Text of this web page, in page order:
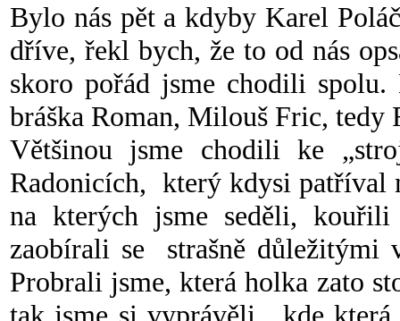
Bylo nás pět a kdyby Karel
dříve, řekl bych, že to od nás
skoro pořád jsme chodili
bráška Roman, Milouš Fric, tedy
Většinou jsme chodili ke
Radonicích, který kdysi patříval
na kterých jsme seděli,
zaobírali se strašně důležitými
Probrali jsme, která holka zato